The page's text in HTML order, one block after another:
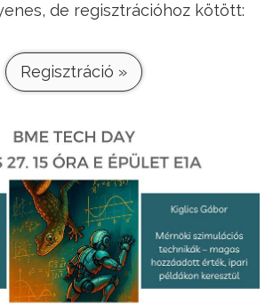
de regisztrációhoz kötött:
Regisztráció »